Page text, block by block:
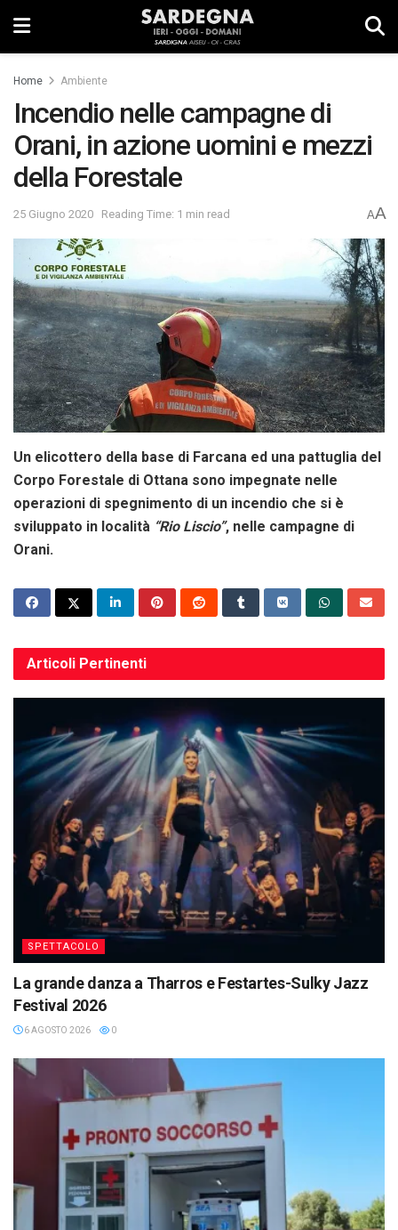
Home Ambiente
Incendio nelle campagne di
Orani, in azione uomini e mezzi
della Forestale
25 Giugno 2020 Reading Time: 1 min read AA
Un elicottero della base di Farcana ed una pattuglia del
Corpo Forestale di Ottana sono impegnate nelle
operazioni di spegnimento di un incendio che si è
sviluppato in località “Rio Liscio”, nelle campagne di
Orani.
Articoli Pertinenti
SPETTACOLO
La grande danza a Tharros e Festartes-Sulky Jazz
Festival 2026
6 AGOSTO 2026 0